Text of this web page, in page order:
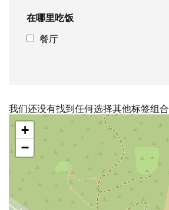
在哪里吃饭
餐厅
我们还没有找到任何选择其他标签组合
跳
地
图
+
−